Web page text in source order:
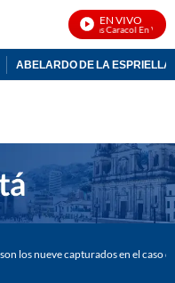
EN VIVO
Noticias Caracol En Vivo
ABELARDO DE LA ESPRIELLA
los nueve capturados en el caso